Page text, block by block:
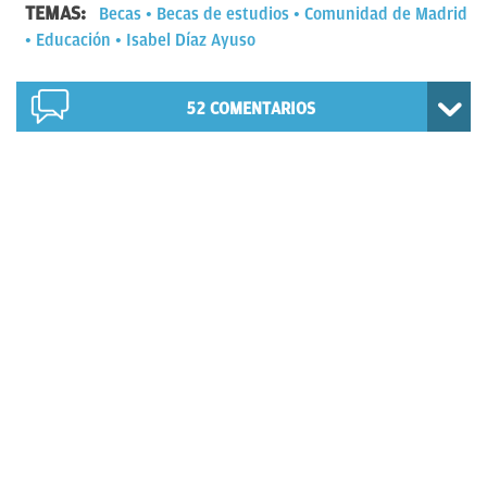
TEMAS: Becas Becas de estudios
Comunidad de Madrid
Educación
Isabel Díaz Ayuso
52 COMENTARIOS